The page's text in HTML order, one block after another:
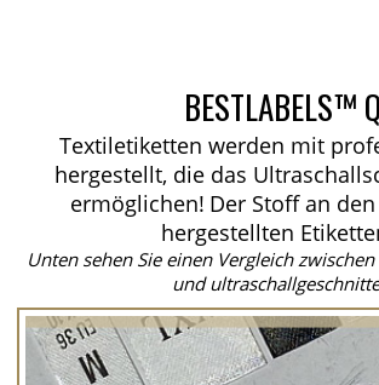
BESTLABELS™
Textiletiketten werden mit
hergestellt, die das
ermöglichen! Der Stoff an
hergestellten
Unten sehen Sie einen Vergleich
und